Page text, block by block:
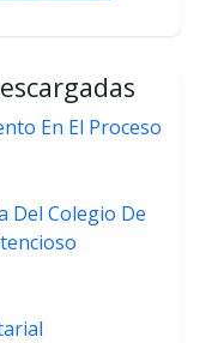
En El Proceso
Del Colegio De